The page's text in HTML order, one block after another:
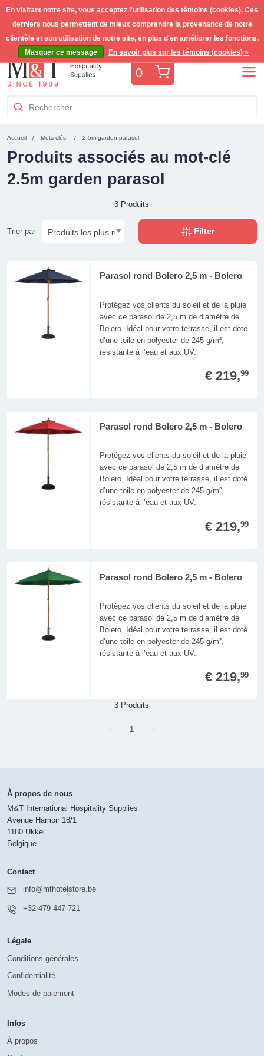
0 Panier
Accueil Mots-clés 2.5m garden parasol
Produits associés au mot-clé
2.5m garden parasol
3 Produits
Trier par Filter
Parasol rond Bolero 2,5 m - Bolero
Protégez vos clients du soleil et de la pluie
avec ce parasol de 2,5 m de diamètre de
Bolero. Idéal pour votre terrasse, il est doté
d’une toile en polyester de 245 g/m²,
résistante à l’eau et aux UV.
€ 219,99
Parasol rond Bolero 2,5 m - Bolero
Protégez vos clients du soleil et de la pluie
avec ce parasol de 2,5 m de diamètre de
Bolero. Idéal pour votre terrasse, il est doté
d’une toile en polyester de 245 g/m²,
résistante à l’eau et aux UV.
€ 219,99
Parasol rond Bolero 2,5 m - Bolero
Protégez vos clients du soleil et de la pluie
avec ce parasol de 2,5 m de diamètre de
Bolero. Idéal pour votre terrasse, il est doté
d’une toile en polyester de 245 g/m²,
résistante à l’eau et aux UV.
€ 219,99
3 Produits
Page
1
À propos de nous
M&T International Hospitality Supplies
Avenue Hamoir 18/1
1180 Ukkel
Belgique
Contact
info@mthotelstore.be
+32 479 447 721
Légale
Conditions générales
Confidentialité
Modes de paiement
Infos
À propos
En visitant notre site, vous acceptez l'utilisation des témoins (cookies). Ces
derniers nous permettent de mieux comprendre la provenance de notre
clientèle et son utilisation de notre site, en plus d'en améliorer les fonctions.
Masquer ce message
En savoir plus sur les témoins (cookies) »